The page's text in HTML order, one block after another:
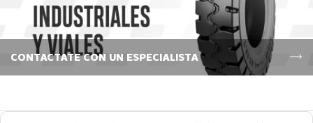
CONTACTATE CON UN ESPECIALISTA